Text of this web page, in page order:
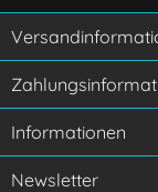
Ich habe die
verstanden und
Mit *
Informationen
Newsletter